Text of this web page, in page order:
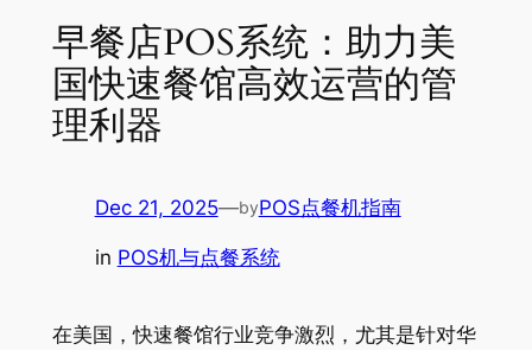
早餐店POS系统：助力美
国快速餐馆高效运营的管
理利器
Dec 21, 2025—byPOS点餐机指南
in POS机与点餐系统
在美国，快速餐馆行业竞争激烈，尤其是针对华